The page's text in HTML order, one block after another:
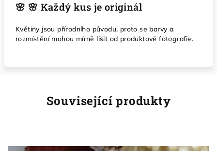
🌸 🌸 Každý kus je originál
Květiny jsou přírodního původu, proto se barvy a
rozmístění mohou mírně lišit od produktové fotografie.
Související produkty